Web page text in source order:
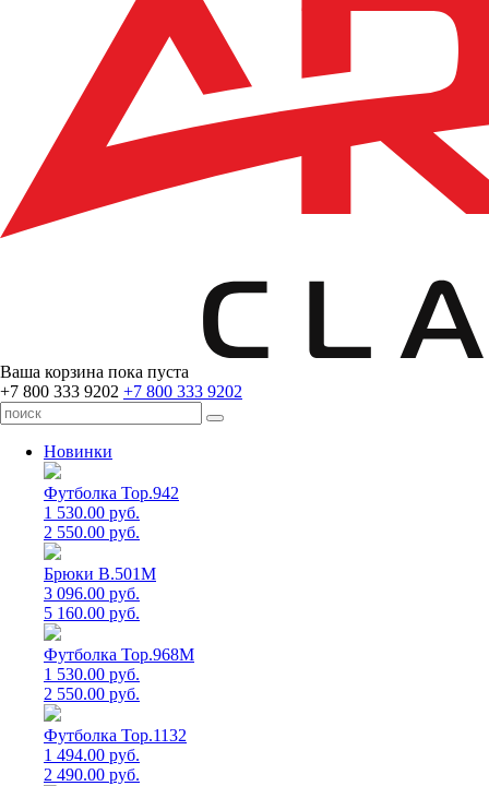
Ваша корзина пока пуста
+7 800 333 9202 +7 800 333 9202
Новинки
Футболка Top.942
1 530.00 руб.
2 550.00 руб.
Брюки B.501M
3 096.00 руб.
5 160.00 руб.
Футболка Top.968M
1 530.00 руб.
2 550.00 руб.
Футболка Top.1132
1 494.00 руб.
2 490.00 руб.